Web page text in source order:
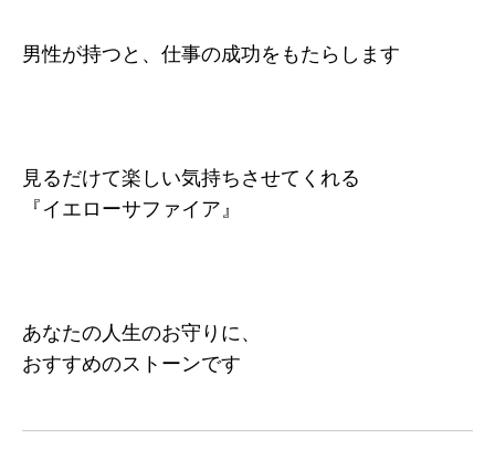
男性が持つと、仕事の成功をもたらします
見るだけて楽しい気持ちさせてくれる
『イエローサファイア』
あなたの人生のお守りに、
おすすめのストーンです